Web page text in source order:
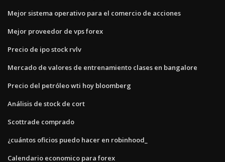
Mejor sistema operativo para el comercio de acciones
Mejor proveedor de vps forex
Precio de ipo stock rvlv
Mercado de valores de entrenamiento clases en bangalore
Precio del petróleo wti hoy bloomberg
Análisis de stock de cort
Scottrade comprado
¿cuántos oficios puedo hacer en robinhood_
Calendario economico para forex